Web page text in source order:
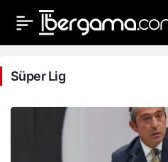
Süper
Lig
Haberleri
Süper Lig